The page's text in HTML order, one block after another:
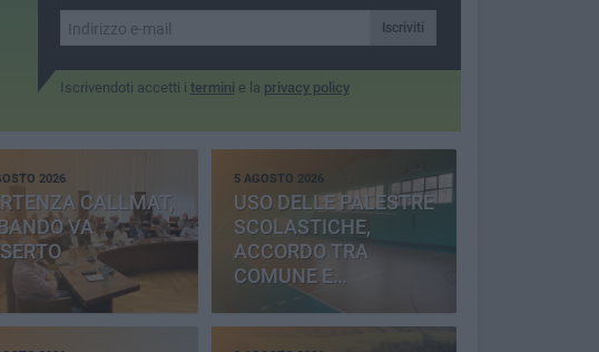
Iscriviti
Iscrivendoti accetti i termini e la privacy policy
2026
CALLMAT,
VA
5 AGOSTO 2026
USO DELLE PALESTRE
SCOLASTICHE,
ACCORDO TRA
COMUNE E
PROVINCIA